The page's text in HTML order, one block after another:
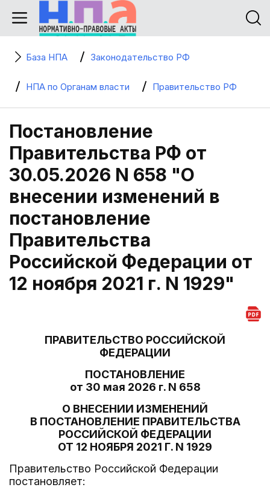
База НПА Законодательство РФ
НПА по Органам власти Правительство РФ
Постановление
Правительства РФ от
30.05.2026 N 658 "О
внесении изменений в
постановление
Правительства
Российской Федерации от
12 ноября 2021 г. N 1929"
ПРАВИТЕЛЬСТВО РОССИЙСКОЙ
ФЕДЕРАЦИИ
ПОСТАНОВЛЕНИЕ
от 30 мая 2026 г. N 658
О ВНЕСЕНИИ ИЗМЕНЕНИЙ
В ПОСТАНОВЛЕНИЕ ПРАВИТЕЛЬСТВА
РОССИЙСКОЙ ФЕДЕРАЦИИ
ОТ 12 НОЯБРЯ 2021 Г. N 1929
Правительство Российской Федерации
постановляет: